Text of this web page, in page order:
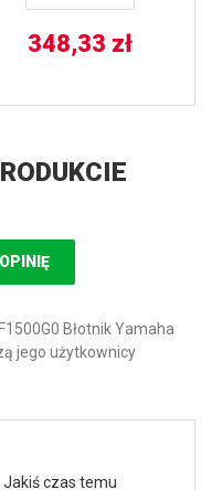
348,33 zł
Błotnik Yamaha
jego użytkownicy
Jakiś czas temu